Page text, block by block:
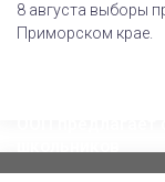
8 августа выборы
Приморском крае.